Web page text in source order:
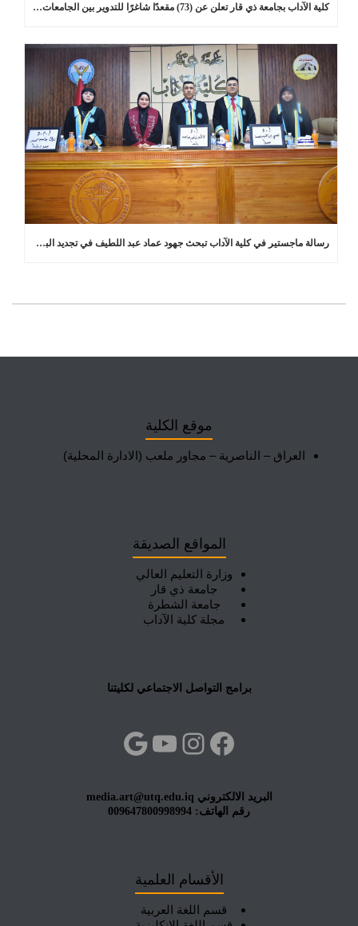
كلية الآداب بجامعة ذي قار تعلن عن (73) مقعدًا شاغرًا للتدوير بين الجامعات في برامج الدراسات العليا
رسالة ماجستير في كلية الآداب تبحث جهود عماد عبد اللطيف في تجديد البلاغة العربية
موقع الكلية
العراق – الناصرية – مجاور ملعب (الادارة المحلية)
المواقع الصديقة
وزارة التعليم العالي
جامعة ذي قار
جامعة الشطرة
مجلة كلية الآداب
برامج التواصل الاجتماعي لكليتنا
فيسبوك
إنستجرام
يوتيوب
البريد الالكتروني media.art@utq.edu.iq
رقم الهاتف: 009647800998994
الأقسام العلمية
قسم اللغة العربية